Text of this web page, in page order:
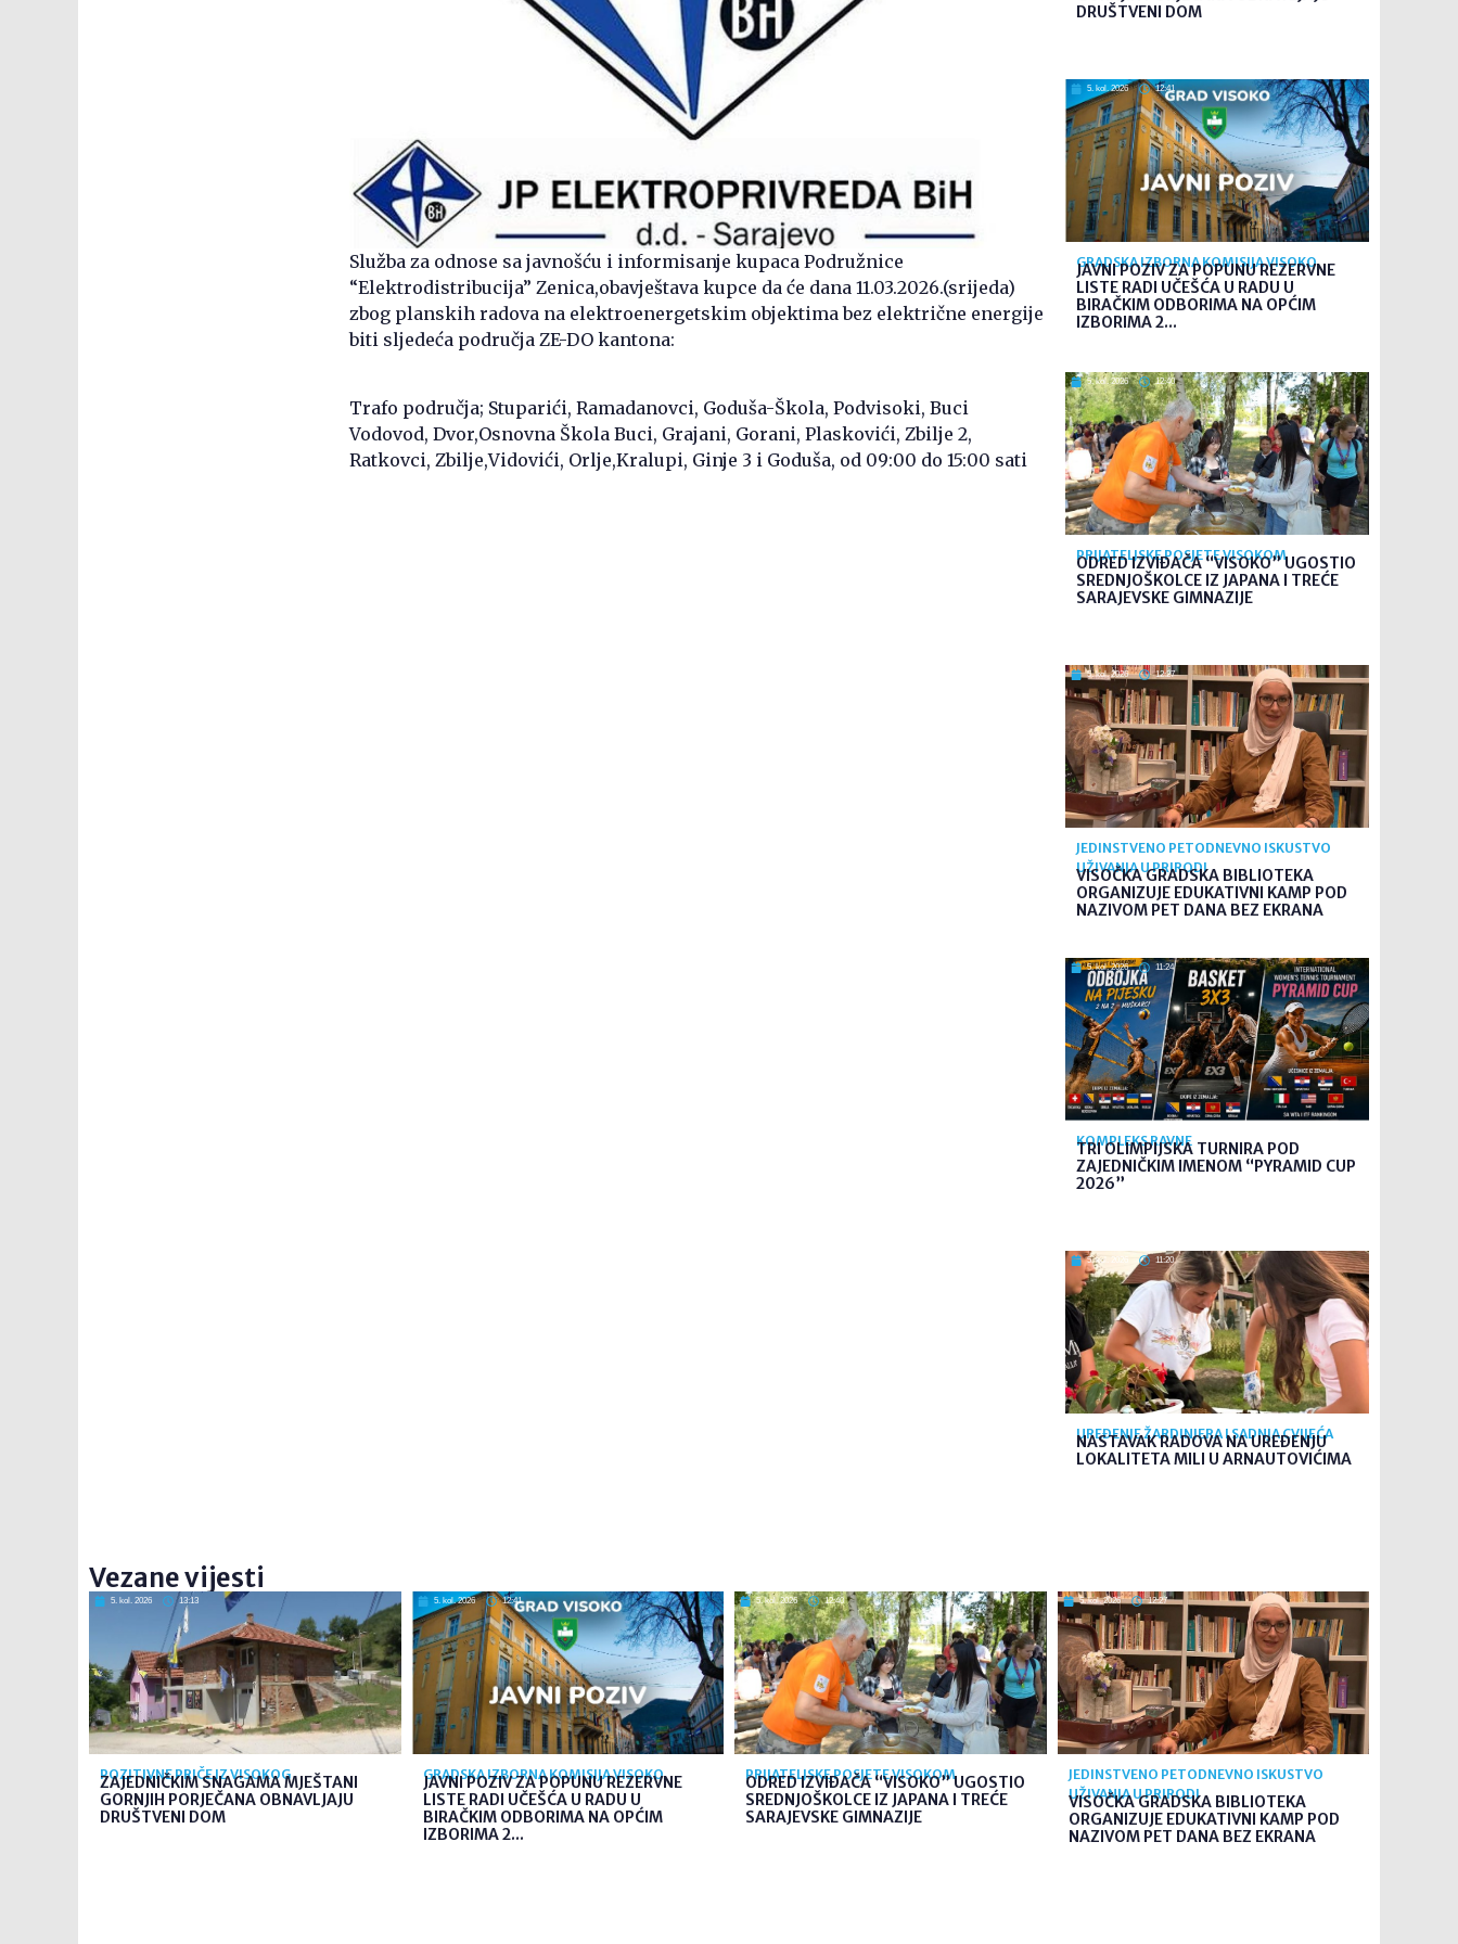
Služba za odnose sa javnošću i informisanje kupaca Podružnice
“Elektrodistribucija” Zenica,obavještava kupce da će dana 11.03.2026.(srijeda)
zbog planskih radova na elektroenergetskim objektima bez električne energije
biti sljedeća područja ZE-DO kantona:
Trafo područja; Stuparići, Ramadanovci, Goduša-Škola, Podvisoki, Buci
Vodovod, Dvor,Osnovna Škola Buci, Grajani, Gorani, Plaskovići, Zbilje 2,
Ratkovci, Zbilje,Vidovići, Orlje,Kralupi, Ginje 3 i Goduša, od 09:00 do 15:00 sati
DRUŠTVENI DOM
5. kol. 2026 12:41
GRADSKA IZBORNA KOMISIJA VISOKO
JAVNI POZIV ZA POPUNU REZERVNE
LISTE RADI UČEŠĆA U RADU U
BIRAČKIM ODBORIMA NA OPĆIM
IZBORIMA 2...
5. kol. 2026 12:40
PRIJATELJSKE POSJETE VISOKOM
ODRED IZVIĐAČA “VISOKO” UGOSTIO
SREDNJOŠKOLCE IZ JAPANA I TREĆE
SARAJEVSKE GIMNAZIJE
5. kol. 2026 12:27
JEDINSTVENO PETODNEVNO ISKUSTVO
UŽIVANJA U PRIRODI
VISOČKA GRADSKA BIBLIOTEKA
ORGANIZUJE EDUKATIVNI KAMP POD
NAZIVOM PET DANA BEZ EKRANA
5. kol. 2026 11:24
KOMPLEKS RAVNE
TRI OLIMPIJSKA TURNIRA POD
ZAJEDNIČKIM IMENOM “PYRAMID CUP
2026”
5. kol. 2026 11:20
UREĐENJE ŽARDINJERA I SADNJA CVIJEĆA
NASTAVAK RADOVA NA UREĐENJU
LOKALITETA MILI U ARNAUTOVIĆIMA
Vezane vijesti
5. kol. 2026 13:13
POZITIVNE PRIČE IZ VISOKOG
ZAJEDNIČKIM SNAGAMA MJEŠTANI
GORNJIH PORJEČANA OBNAVLJAJU
DRUŠTVENI DOM
5. kol. 2026 12:41
GRADSKA IZBORNA KOMISIJA VISOKO
JAVNI POZIV ZA POPUNU REZERVNE
LISTE RADI UČEŠĆA U RADU U
BIRAČKIM ODBORIMA NA OPĆIM
IZBORIMA 2...
5. kol. 2026 12:40
PRIJATELJSKE POSJETE VISOKOM
ODRED IZVIĐAČA “VISOKO” UGOSTIO
SREDNJOŠKOLCE IZ JAPANA I TREĆE
SARAJEVSKE GIMNAZIJE
5. kol. 2026 12:27
JEDINSTVENO PETODNEVNO ISKUSTVO
UŽIVANJA U PRIRODI
VISOČKA GRADSKA BIBLIOTEKA
ORGANIZUJE EDUKATIVNI KAMP POD
NAZIVOM PET DANA BEZ EKRANA